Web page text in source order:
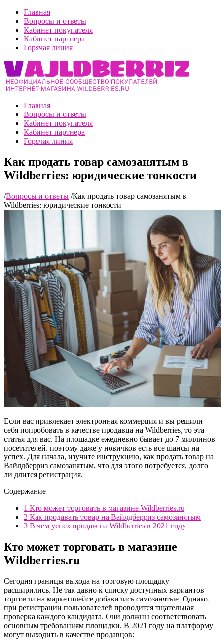
Главная
Вопросы и ответы
Кабинет покупателя
Кабинет партнера
Горячая линия
Главная
Вопросы и ответы
Кабинет покупателя
Кабинет партнера
Горячая линия
Как продать товар самозанятым в
Wildberries: юридические тонкости
/Вопросы и ответы /Как продать товар самозанятым в
Wildberries: юридические тонкости
Если вас привлекает электронная коммерция и вы решили
себя попробовать в качестве продавца на Wildberries, то эта
статья для вас. На площадке ежедневно бывает до 7 миллинов
посетителей, поэтому даже у новичков есть все шансы на
успех. Для начала, изучите инструкцию, как продать товар на
Вайлдберриз самозанятым, что для этого потребуется, долго
ли длится регистрация.
Содержание
1 Кто может торговать в магазине Wildberries.ru
2 Как продавать товар на Вайлдберриз самозанятым
3 В чем успех продаж на Wildberries в 2021 году
Кто может торговать в магазине
Wildberries.ru
Сегодня границы выхода на торговую площадку
расширились. Не так давно к списку доступных вариантов
торговли на маркетплейсе добавились самозанятые. Однако,
при регистрации пользователей проводится тщательная
проверка каждого кандидата. Они должны соответствовать
основным требованиям площадки. В 2021 году на платформу
могут выходить в качестве продавцов: